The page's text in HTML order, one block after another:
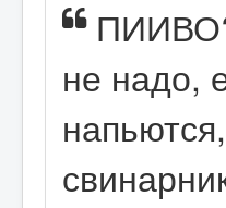
Поиск
не надо,